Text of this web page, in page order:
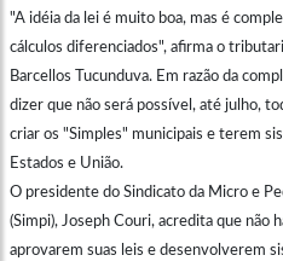
"A idéia da lei é muito boa, mas é
cálculos diferenciados", afirma o
Barcellos Tucunduva. Em razão da
dizer que não será possível, até julho,
criar os "Simples" municipais e terem
Estados e União.
O presidente do Sindicato da Micro e
(Simpi), Joseph Couri, acredita que não
aprovarem suas leis e desenvolverem